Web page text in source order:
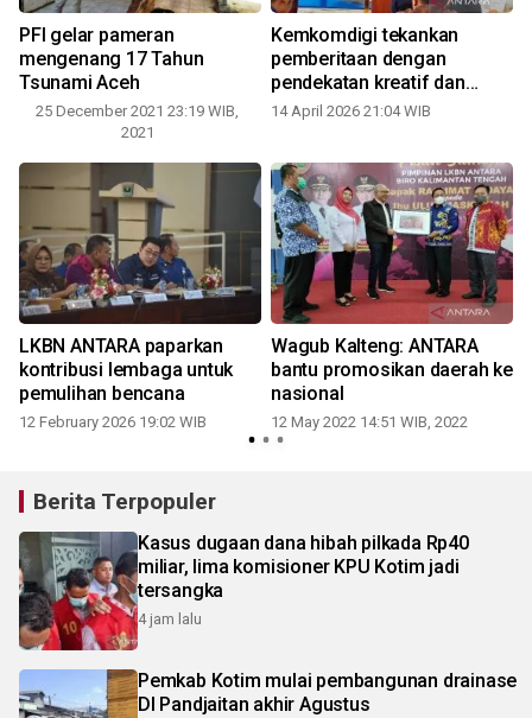
PFI gelar pameran
mengenang 17 Tahun
Tsunami Aceh
25 December 2021 23:19 WIB,
2021
Kemkomdigi tekankan
pemberitaan dengan
pendekatan kreatif dan
ringan
14 April 2026 21:04 WIB
LKBN ANTARA paparkan
kontribusi lembaga untuk
pemulihan bencana
12 February 2026 19:02 WIB
Wagub Kalteng: ANTARA
bantu promosikan daerah ke
nasional
12 May 2022 14:51 WIB, 2022
Berita Terpopuler
Kasus dugaan dana hibah pilkada Rp40
miliar, lima komisioner KPU Kotim jadi
tersangka
4 jam lalu
Pemkab Kotim mulai pembangunan drainase
DI Pandjaitan akhir Agustus